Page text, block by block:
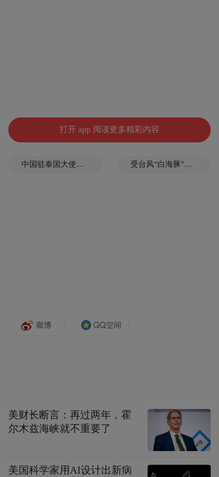
打开 app 阅读更多精彩内容
中国驻泰国大使馆发布关于中国公民来泰国参加文体活动的提醒 受台风“白海豚”影响，福建沿海40条航线停航
美财长断言：再过两年，霍
尔木兹海峡就不重要了
美国科学家用AI设计出新病